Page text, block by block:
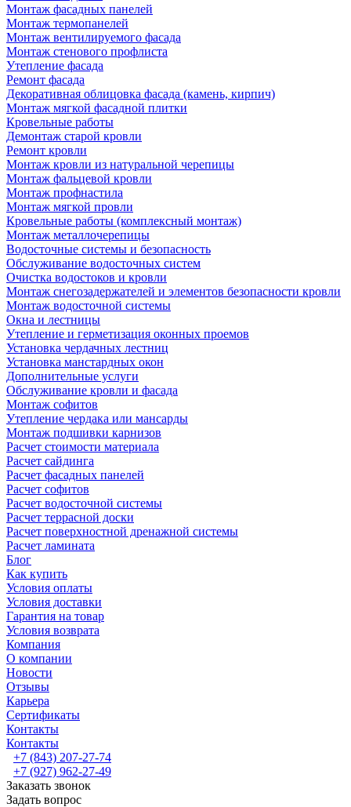
Монтаж фасадных панелей
Монтаж термопанелей
Монтаж вентилируемого фасада
Монтаж стенового профлиста
Утепление фасада
Ремонт фасада
Декоративная облицовка фасада (камень, кирпич)
Монтаж мягкой фасадной плитки
Кровельные работы
Демонтаж старой кровли
Ремонт кровли
Монтаж кровли из натуральной черепицы
Монтаж фальцевой кровли
Монтаж профнастила
Монтаж мягкой провли
Кровельные работы (комплексный монтаж)
Монтаж металлочерепицы
Водосточные системы и безопасность
Обслуживание водосточных систем
Очистка водостоков и кровли
Монтаж снегозадержателей и элементов безопасности кровли
Монтаж водосточной системы
Окна и лестницы
Утепление и герметизация оконных проемов
Установка чердачных лестниц
Установка манстардных окон
Дополнительные услуги
Обслуживание кровли и фасада
Монтаж софитов
Утепление чердака или мансарды
Монтаж подшивки карнизов
Расчет стоимости материала
Расчет сайдинга
Расчет фасадных панелей
Расчет софитов
Расчет водосточной системы
Расчет террасной доски
Расчет поверхностной дренажной системы
Расчет ламината
Блог
Как купить
Условия оплаты
Условия доставки
Гарантия на товар
Условия возврата
Компания
О компании
Новости
Отзывы
Карьера
Сертификаты
Контакты
Контакты
+7 (843) 207-27-74
+7 (927) 962-27-49
Заказать звонок
Задать вопрос